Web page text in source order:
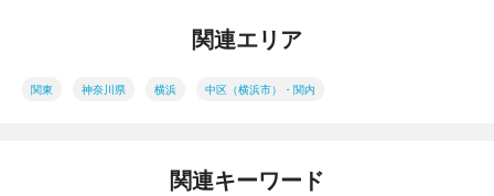
関連エリア
関東 神奈川県 横浜 中区（横浜市）・関内
関連キーワード